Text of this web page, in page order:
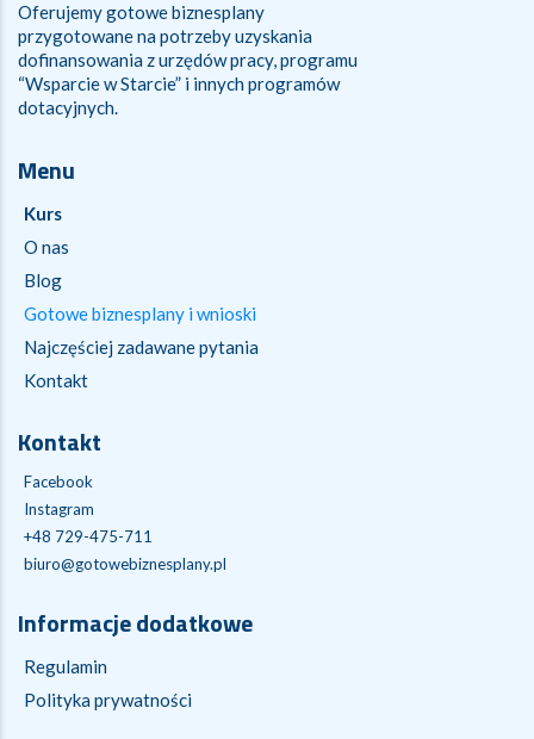
Oferujemy gotowe biznesplany
przygotowane na potrzeby uzyskania
dofinansowania z urzędów pracy, programu
“Wsparcie w Starcie” i innych programów
dotacyjnych.
Menu
Kurs
O nas
Blog
Gotowe biznesplany i wnioski
Najczęściej zadawane pytania
Kontakt
Kontakt
Facebook
Instagram
+48 729-475-711
biuro@gotowebiznesplany.pl
Informacje dodatkowe
Regulamin
Polityka prywatności